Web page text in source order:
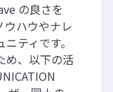
の良さを
ウハウやナレ
ティです。
め、以下の活